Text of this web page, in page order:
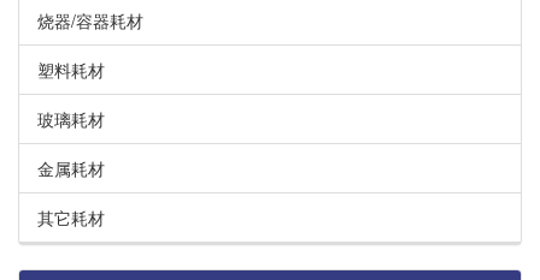
烧器/容器耗材
塑料耗材
玻璃耗材
金属耗材
其它耗材